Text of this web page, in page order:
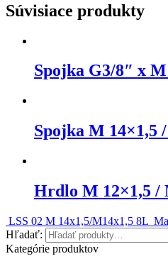
Súvisiace produkty
Spojka G3/8″ x
Spojka M 14×1,5
Hrdlo M 12×1,5 /
LSS 02 M 14x1,5/M14x1,5 8L
Hľadať:
Kategórie produktov